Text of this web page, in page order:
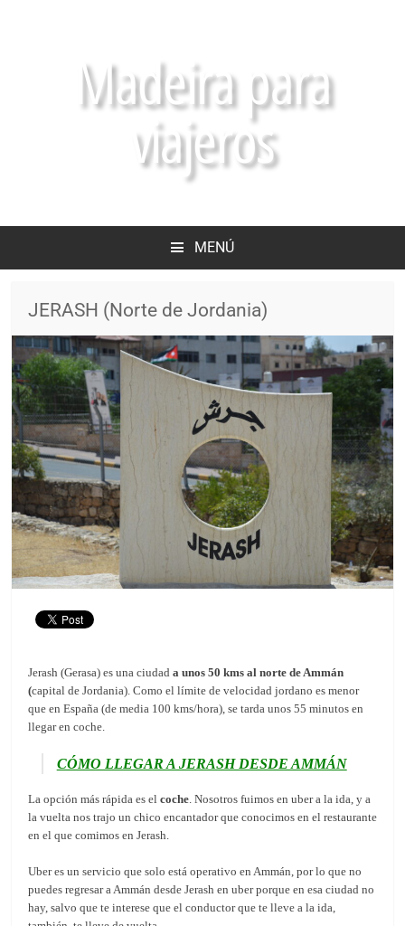
Madeira para
viajeros
MENÚ
JERASH (Norte de Jordania)
Jerash (Gerasa) es una ciudad a unos 50 kms al norte de Ammán
(capital de Jordania). Como el límite de velocidad jordano es menor
que en España (de media 100 kms/hora), se tarda unos 55 minutos en
llegar en coche.
CÓMO LLEGAR A JERASH DESDE AMMÁN
La opción más rápida es el coche. Nosotros fuimos en uber a la ida, y a
la vuelta nos trajo un chico encantador que conocimos en el restaurante
en el que comimos en Jerash.
Uber es un servicio que solo está operativo en Ammán, por lo que no
puedes regresar a Ammán desde Jerash en uber porque en esa ciudad no
hay, salvo que te interese que el conductor que te lleve a la ida,